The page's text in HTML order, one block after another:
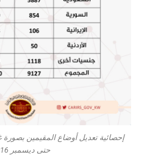
حتى ديسمبر 2016